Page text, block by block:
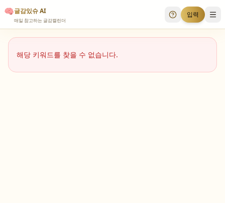
🧠글감있슈 AI
매일 참고하는 글감캘린더 투표 안내
입력 메
해당 키워드를 찾을 수 없습니다.